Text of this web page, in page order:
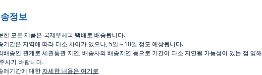
정보
한 모든 제품은 국제우체국 택배로 배송됩니다.
기간은 지역에 따라 다소 차이가 있으나 5일～10일 정도 예상됩니다.
배송인 관계로 세관통관 지연, 배송사의 배송지연 등으로 기간이 다소 지연될 가능성이 있는 점 양해
주시기 바랍니다.
에기간에 대한자세한 내용은 여기로